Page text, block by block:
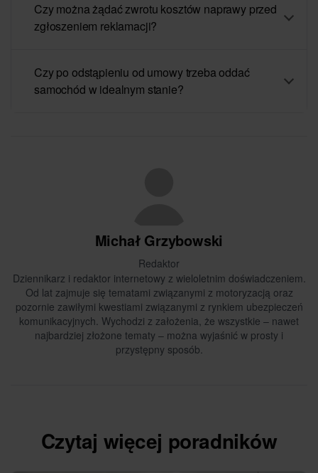
Czy można żądać zwrotu kosztów naprawy przed
zgłoszeniem reklamacji?
Czy po odstąpieniu od umowy trzeba oddać
samochód w idealnym stanie?
Michał Grzybowski
Redaktor
Dziennikarz i redaktor internetowy z wieloletnim doświadczeniem.
Od lat zajmuje się tematami związanymi z motoryzacją oraz
pozornie zawiłymi kwestiami związanymi z rynkiem ubezpieczeń
komunikacyjnych. Wychodzi z założenia, że wszystkie – nawet
najbardziej złożone tematy – można wyjaśnić w prosty i
przystępny sposób.
Czytaj więcej poradników